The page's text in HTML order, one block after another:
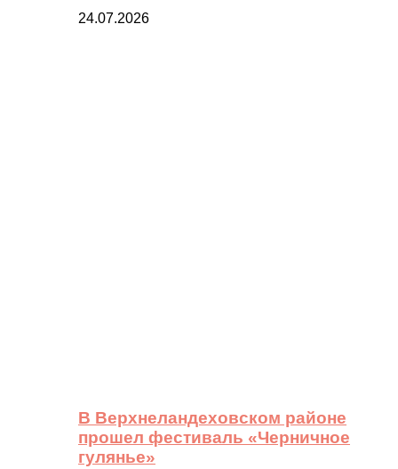
24.07.2026
В Верхнеландеховском районе
прошел фестиваль «Черничное
гулянье»